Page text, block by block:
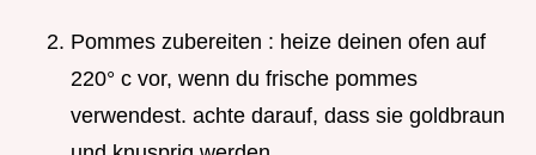
Pommes zubereiten : heize deinen ofen auf
220° c vor, wenn du frische pommes
verwendest. achte darauf, dass sie goldbraun